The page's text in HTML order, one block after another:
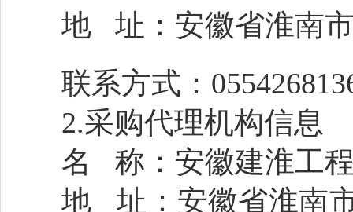
地
址： 安徽省淮南
联系方式： 0554
2.采购代理机构信息
名
称：安徽建淮工
地
址：安徽省淮南